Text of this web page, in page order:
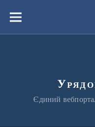
вмістуМеню
Єдиний